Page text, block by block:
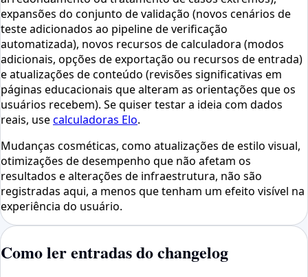
expansões do conjunto de validação (novos cenários de
teste adicionados ao pipeline de verificação
automatizada), novos recursos de calculadora (modos
adicionais, opções de exportação ou recursos de entrada)
e atualizações de conteúdo (revisões significativas em
páginas educacionais que alteram as orientações que os
usuários recebem). Se quiser testar a ideia com dados
reais, usecalculadoras Elo.
Mudanças cosméticas, como atualizações de estilo visual,
otimizações de desempenho que não afetam os
resultados e alterações de infraestrutura, não são
registradas aqui, a menos que tenham um efeito visível na
experiência do usuário.
Como ler entradas do changelog